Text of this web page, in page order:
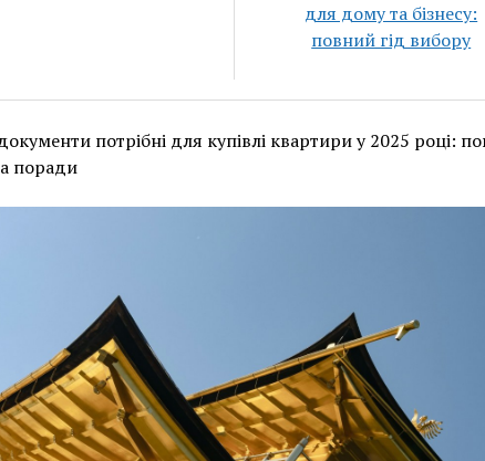
для дому та бізнесу:
повний гід вибору
потрібні для купівлі квартири у 2025 році:
поради